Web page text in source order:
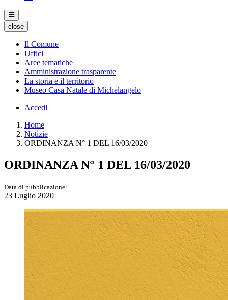
close
Il Comune
Uffici
Aree tematiche
Amministrazione trasparente
La storia e il territorio
Museo Casa Natale di Michelangelo
Accedi
Home
Notizie
ORDINANZA N° 1 DEL 16/03/2020
ORDINANZA N° 1 DEL 16/03/2020
Data di pubblicazione:
23 Luglio 2020